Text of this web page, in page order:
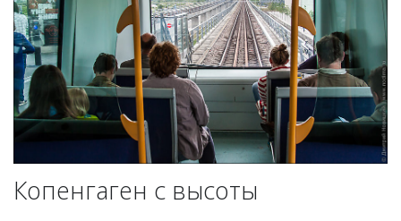
Копенгаген с высоты